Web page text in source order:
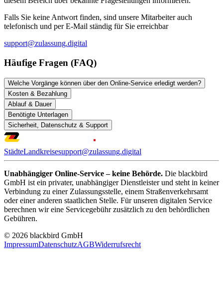
Falls Sie keine Antwort finden, sind unsere Mitarbeiter auch
telefonisch und per E-Mail ständig für Sie erreichbar
support@zulassung.digital
Häufige Fragen (FAQ)
Welche Vorgänge können über den Online-Service erledigt werden?
Kosten & Bezahlung
Ablauf & Dauer
Benötigte Unterlagen
Sicherheit, Datenschutz & Support
StädteLandkreisesupport@zulassung.digital
Unabhängiger Online-Service – keine Behörde. Die blackbird
GmbH ist ein privater, unabhängiger Dienstleister und steht in keiner
Verbindung zu einer Zulassungsstelle, einem Straßenverkehrsamt
oder einer anderen staatlichen Stelle. Für unseren digitalen Service
berechnen wir eine Servicegebühr zusätzlich zu den behördlichen
Gebühren.
© 2026 blackbird GmbH
ImpressumDatenschutzAGBWiderrufsrecht